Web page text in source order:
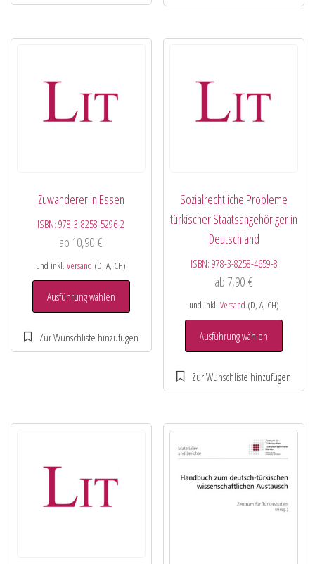
Zuwanderer in Essen
ISBN:978-3-8258-5296-2
ab 10,90€
und inkl.Versand (D, A, CH)
Ausführung wählen
Sozialrechtliche Probleme
türkischer Staatsangehöriger in
Deutschland
ISBN: 978-3-8258-4659-8
ab 7,90€
und inkl. Versand (D, A, CH)
Ausführung wählen